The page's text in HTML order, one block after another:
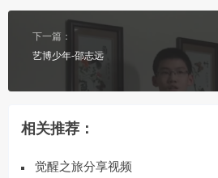
下一篇：
艺博少年-邵志远
相关推荐：
觉醒之旅分享视频